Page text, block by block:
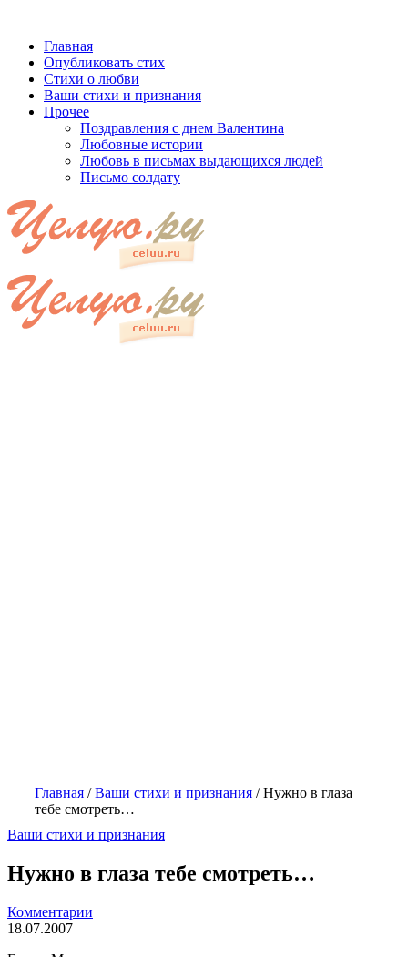
Главная
Опубликовать стих
Стихи о любви
Ваши стихи и признания
Прочее
Поздравления с днем Валентина
Любовные истории
Любовь в письмах выдающихся людей
Письмо солдату
Главная /Ваши стихи и признания /Нужно в глаза
тебе смотреть…
Ваши стихи и признания
Нужно в глаза тебе смотреть…
Комментарии
18.07.2007